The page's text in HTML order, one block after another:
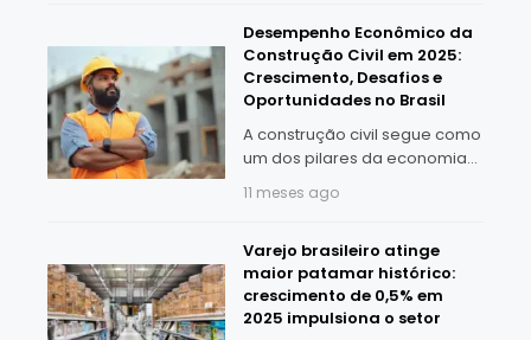
acordo com a pesquisa Qi
Mercado, 44,67% da
população de
Desempenho Econômico da
Construção Civil em 2025:
Crescimento, Desafios e
Oportunidades no Brasil
A construção civil segue como
um dos pilares da economia
brasileira em 2025. Dados da
pesquisa Qi Mercado
população de São Luís vive
em imóveis próprios,
11 meses ago
Varejo brasileiro atinge
maior patamar histórico:
crescimento de 0,5% em
2025 impulsiona o setor